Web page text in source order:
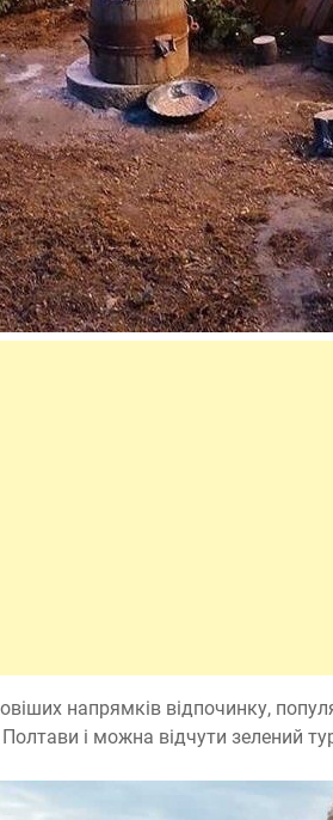
напрямків відпочинку,
Полтави і можна відчути зелений